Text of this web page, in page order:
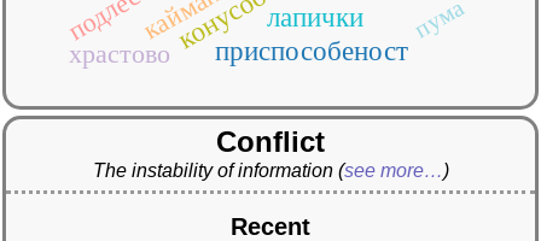
лапички
приспособеност
храстово
пума
Conflict
The instability of information (see more…)
Recent